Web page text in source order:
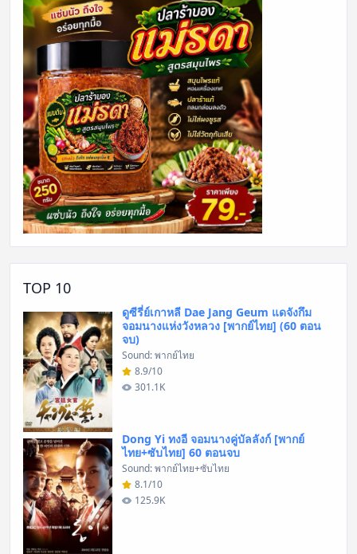
TOP 10
ดูซีรี่ย์เกาหลี Dae Jang Geum แดจังกึม
จอมนางแห่งวังหลวง [พากย์ไทย] (60 ตอน
จบ)
Sound: พากย์ไทย
8.9/10
301.1K
Dong Yi ทงอี จอมนางคู่บัลลังก์ [พากย์
ไทย+ซับไทย] 60 ตอนจบ
Sound: พากย์ไทย+ซับไทย
8.1/10
125.9K